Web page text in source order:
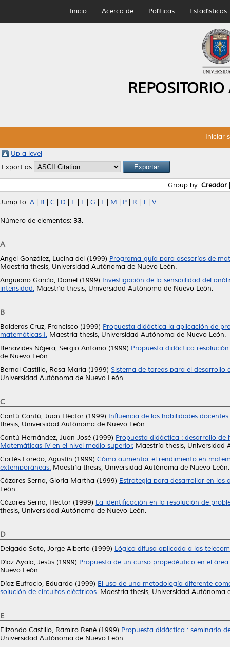
Inicio Acerca de Políticas Estadísticas
Iniciar
Up a level
Export as
Group by: Creador
Jump to: A B C D E F G L M P R T| V
Número de elementos: 33.
A
Angel González, Lucina del (1999) Programa-guía para asesorías de
Maestría thesis, Universidad Autónoma de Nuevo León.
Anguiano García, Daniel (1999) Investigación de la sensibilidad del
intensidad. Maestría thesis, Universidad Autónoma de Nuevo León.
B
Balderas Cruz, Francisco (1999) Propuesta didáctica la aplicación de
matemáticas I. Maestría thesis, Universidad Autónoma de Nuevo León.
Benavides Nájera, Sergio Antonio (1999) Propuesta didáctica
de Nuevo León.
Bernal Castillo, Rosa María (1999) Sistema de tareas para el desarrollo
Universidad Autónoma de Nuevo León.
C
Cantú Cantú, Juan Héctor (1999) Influencia de las habilidades
thesis, Universidad Autónoma de Nuevo León.
Cantú Hernández, Juan José (1999) Propuesta didáctica : desarrollo
Matemáticas IV en el nivel medio superior. Maestría thesis, Universidad
Cortés Loredo, Agustín (1999) Cómo aumentar el rendimiento en
extemporáneas. Maestría thesis, Universidad Autónoma de Nuevo León.
Cázares Serna, Gloria Martha (1999) Estrategia para desarrollar en los
León.
Cázares Serna, Héctor (1999) La identificación en la resolución de
thesis, Universidad Autónoma de Nuevo León.
D
Delgado Soto, Jorge Alberto (1999) Lógica difusa aplicada a las
Díaz Ayala, Jesús (1999) Propuesta de un curso propedéutico en el
Nuevo León.
Díaz Eufracio, Eduardo (1999) El uso de una metodología diferente
solución de circuitos eléctricos. Maestría thesis, Universidad Autónoma
E
Elizondo Castillo, Ramiro René (1999) Propuesta didáctica : seminario
Universidad Autónoma de Nuevo León.